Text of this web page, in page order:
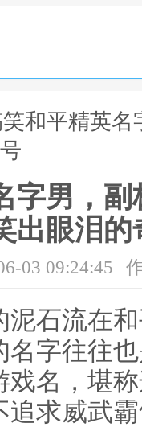
和平精英
字男，
出眼泪的
03 09:24:45
泥石流在
名字往往
戏名，堪
追求威武